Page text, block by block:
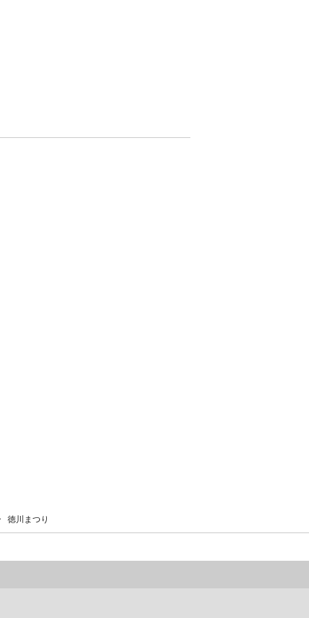
徳川まつり